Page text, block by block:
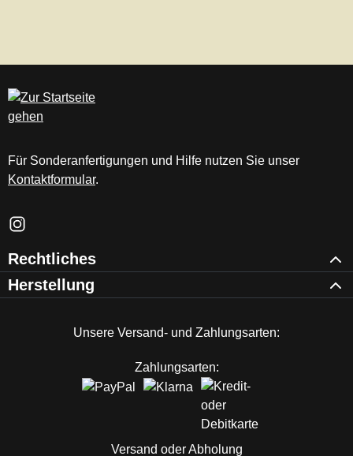
Für Sonderanfertigungen und Hilfe nutzen Sie unser
Kontaktformular.
Schau auf Instagram vorbei – öffnet in neuem Tab (externer
Rechtliches
Herstellung
Unsere Versand- und Zahlungsarten:
Zahlungsarten:
Versand oder Abholung